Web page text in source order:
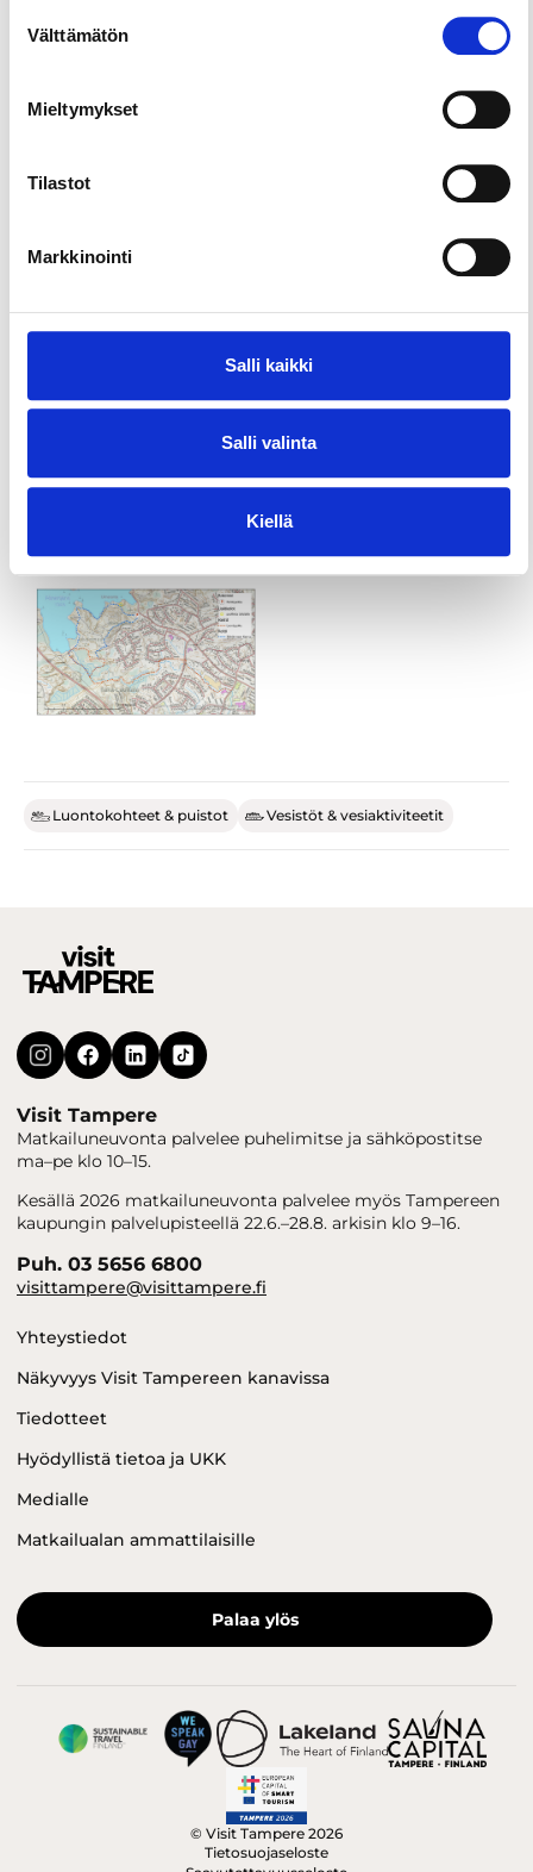
valinta
Välttämätön
Mieltymykset
Tilastot
Markkinointi
Salli kaikki
Salli valinta
Kiellä
Suoalueelle on rakennettu 600 metriä uutta
useat sillat. Reitin loppuosa kulkee uimarannan
uimapaikalla.
Luontokohteet & puistot Vesistöt & vesiaktiviteetit
Visit Tampere
Matkailuneuvonta palvelee puhelimitse ja sähköpostitse
ma–pe klo 10–15.
Kesällä 2026 matkailuneuvonta palvelee myös Tampereen
kaupungin palvelupisteellä 22.6.–28.8. arkisin klo 9–16.
Puh. 03 5656 6800
visittampere@visittampere.fi
Yhteystiedot
Näkyvyys Visit Tampereen kanavissa
Tiedotteet
Hyödyllistä tietoa ja UKK
Medialle
Matkailualan ammattilaisille
Palaa ylös
© Visit Tampere 2026
Tietosuojaseloste